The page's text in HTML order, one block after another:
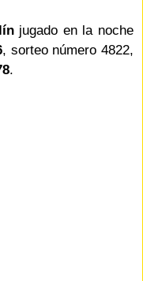
jugado en la noche
, sorteo número 4822,
.